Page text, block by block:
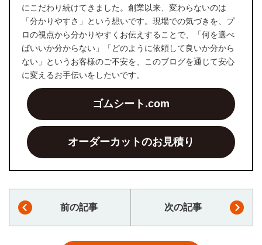
にこだわり続けてきました。創業以来、変わらないのは
「分かりやすさ」という想いです。現場での気づきを、プ
ロの視点から分かりやすくお伝えすることで、「何を選べ
ばいいか分からない」「どのように依頼して良いか分から
ない」というお客様のご不安を、このブログを通じて安心
に変えるお手伝いをしたいです。
ゴムシート.com
オーダーカットのお見積り
前の記事 次の記事